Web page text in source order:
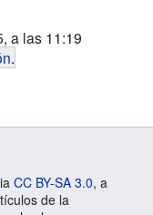
a las 11:19
.
CC BY-SA 3.0, a
de la